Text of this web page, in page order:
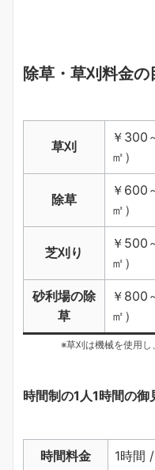
除草・草刈料金の
草刈
￥300
㎡）
除草
￥600
㎡）
芝刈り
￥500
㎡）
砂利場の除
草
￥800
㎡）
※草刈は機械を使用し
時間制の1人1時間の御
時間料金 1時間